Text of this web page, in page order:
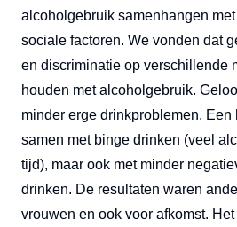
alcoholgebruik samenhangen
sociale factoren. We vonden dat
en discriminatie op verschillende
houden met alcoholgebruik.
minder erge drinkproblemen.
samen met binge drinken (veel
tijd), maar ook met minder
drinken. De resultaten waren
vrouwen en ook voor afkomst.